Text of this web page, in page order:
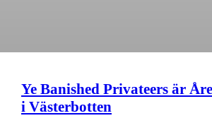
Ye Banished Privateers är
i Västerbotten